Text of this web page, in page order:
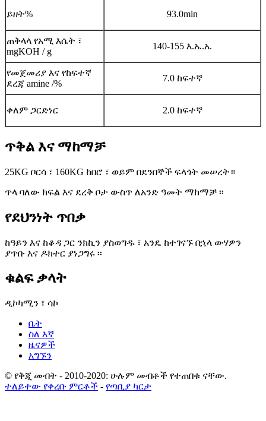
ይዘት% 93.0min
ጠቅላላ የአሚ እሴት ፣
mgKOH / g
140-155 እ.ኤ.አ.
የመጀመሪያ እና የከፍተኛ
ደረጃ amine /%
7.0 ከፍተኛ
ቀለም ጋርድነር 2.0 ከፍተኛ
ጥቅል እና ማከማቻ
25KG ቦርሳ ፣ 160KG ከበሮ ፣ ወይም በደንበኞች ፍላጎት መሠረት።
ጥላ ባለው ክፍል እና ደረቅ ቦታ ውስጥ ለአንድ ዓመት ማከማቻ ፡፡
የደህንነት ጥበቃ
ከዓይን እና ከቆዳ ጋር ንክኪን ያስወግዱ ፣ አንዴ ከተገናኙ በኋላ ውሃዎን
ያጥቡ እና ዶክተር ያነጋግሩ ፡፡
ቁልፍ ቃላት
ዲኮካሚን ፣ ሳኮ
ቤት
ስለ እኛ
ዜናዎች
አግኙን
© የቅጂ መብት - 2010-2020: ሁሉም መብቶች የተጠበቁ ናቸው.
ተለይተው የቀረቡ ምርቶች - የጣቢያ ካርታ